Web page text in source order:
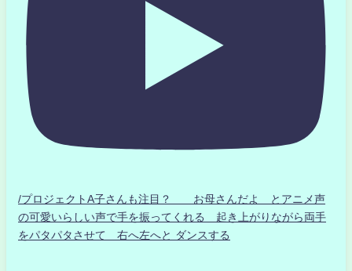
/プロジェクトA子さんも注目？ お母さんだよ とアニメ声
の可愛いらしい声で手を振ってくれる 起き上がりながら両手
をパタパタさせて 右へ左へと ダンスする